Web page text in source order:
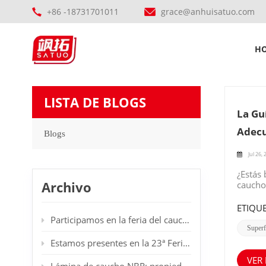
+86 -18731701011 grace@anhuisatuo.com
La
Jul 26,
son
los
las
LISTA DE BLOGS
Blogs
Archivo
Participamos en la feria del caucho en Dubái.
Estamos presentes en la 23ª Feria Internacional de Plásticos y Caucho en Düsseldorf, Alemania. Les damos la bienvenida a nuestro stand.